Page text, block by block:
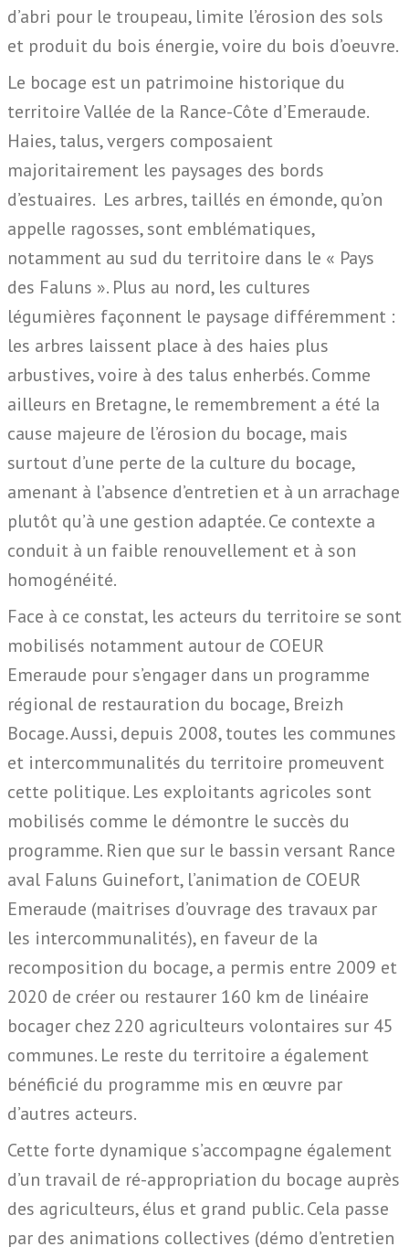
d’abri pour le troupeau, limite l’érosion des sols
et produit du bois énergie, voire du bois d’oeuvre.
Le bocage est un patrimoine historique du
territoire Vallée de la Rance-Côte d’Emeraude.
Haies, talus, vergers composaient
majoritairement les paysages des bords
d’estuaires. Les arbres, taillés en émonde, qu’on
appelle ragosses, sont emblématiques,
notamment au sud du territoire dans le « Pays
des Faluns ». Plus au nord, les cultures
légumières façonnent le paysage différemment :
les arbres laissent place à des haies plus
arbustives, voire à des talus enherbés. Comme
ailleurs en Bretagne, le remembrement a été la
cause majeure de l’érosion du bocage, mais
surtout d’une perte de la culture du bocage,
amenant à l’absence d’entretien et à un arrachage
plutôt qu’à une gestion adaptée. Ce contexte a
conduit à un faible renouvellement et à son
homogénéité.
Face à ce constat, les acteurs du territoire se sont
mobilisés notamment autour de COEUR
Emeraude pour s’engager dans un programme
régional de restauration du bocage, Breizh
Bocage. Aussi, depuis 2008, toutes les communes
et intercommunalités du territoire promeuvent
cette politique. Les exploitants agricoles sont
mobilisés comme le démontre le succès du
programme. Rien que sur le bassin versant Rance
aval Faluns Guinefort, l’animation de COEUR
Emeraude (maitrises d’ouvrage des travaux par
les intercommunalités), en faveur de la
recomposition du bocage, a permis entre 2009 et
2020 de créer ou restaurer 160 km de linéaire
bocager chez 220 agriculteurs volontaires sur 45
communes. Le reste du territoire a également
bénéficié du programme mis en œuvre par
d’autres acteurs.
Cette forte dynamique s’accompagne également
d’un travail de ré-appropriation du bocage auprès
des agriculteurs, élus et grand public. Cela passe
par des animations collectives (démo d’entretien